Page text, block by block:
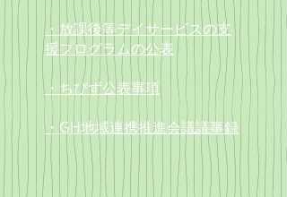
・放課後等デイサービスの支
援プログラムの公表
・ちびず公表事項
・GH地域連携推進会議議事録